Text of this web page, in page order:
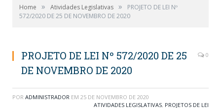
Home » Atividades Legislativas »
PROJETO DE LEI Nº
572/2020 DE 25 DE NOVEMBRO DE 2020
PROJETO DE LEI Nº 572/2020 DE 25
DE NOVEMBRO DE 2020
0
POR ADMINISTRADOR EM 25 DE NOVEMBRO DE 2020
ATIVIDADES LEGISLATIVAS, PROJETOS DE LEI